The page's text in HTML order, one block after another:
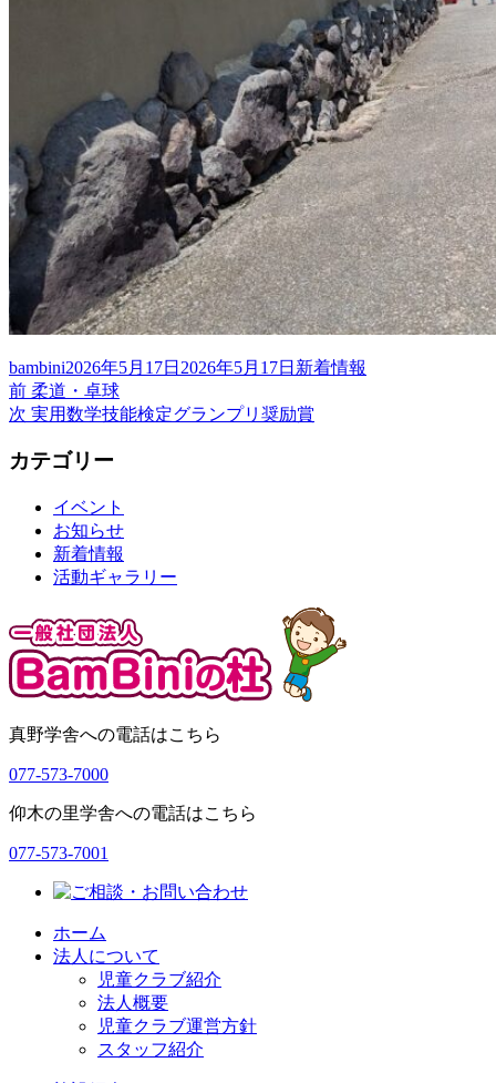
投
稿
者
bambini投
稿
日:
2026年5月17日 2026年5月17日 カ
ゴ
新着情報
投
稿
ナ
ョ
ン
前 前
の
稿:
柔道・卓球
次 次
投
実用数学技能検定グランプリ奨励賞
カテゴリー
イベント
お知らせ
新着情報
活動ギャラリー
真野学舎への電話はこちら
077-573-7000
仰木の里学舎への電話はこちら
077-573-7001
ホーム
法人について
児童クラブ紹介
法人概要
児童クラブ運営方針
スタッフ紹介